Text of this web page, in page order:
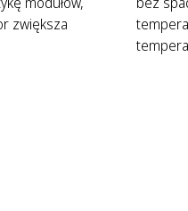
zwiększa